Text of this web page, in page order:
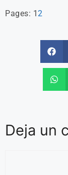
Pages: 1 2
Deja un